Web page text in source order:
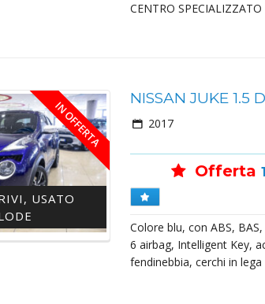
CENTRO
USATO
IN OFFERTA
NISSAN JUKE 1.5
2017
Offerta
Colore blu, con ABS,
6 airbag, Intelligent Key,
fendinebbia, cerchi in